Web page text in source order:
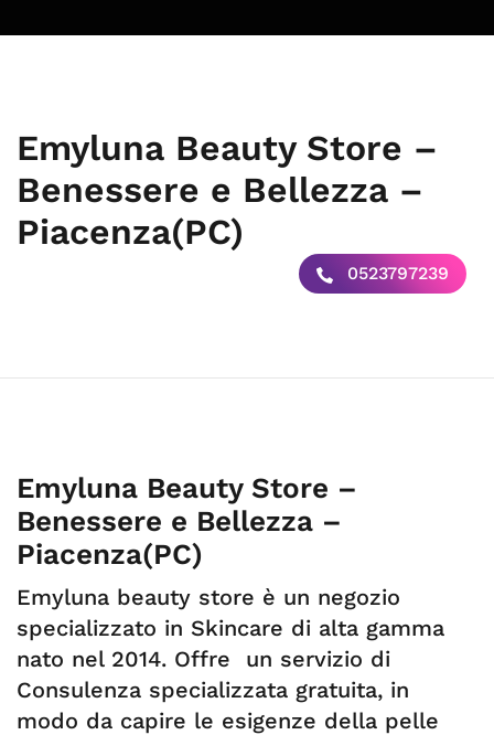
Emyluna Beauty Store –
Benessere e Bellezza –
Piacenza(PC)
0523797239
Emyluna Beauty Store –
Benessere e Bellezza –
Piacenza(PC)
Emyluna beauty store è un negozio
specializzato in Skincare di alta gamma
nato nel 2014. Offre un servizio di
Consulenza specializzata gratuita, in
modo da capire le esigenze della pelle